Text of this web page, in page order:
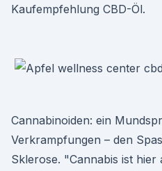
Kaufempfehlung CBD-Öl.
Cannabinoiden: ein
Verkrampfungen – den
Sklerose. "Cannabis ist